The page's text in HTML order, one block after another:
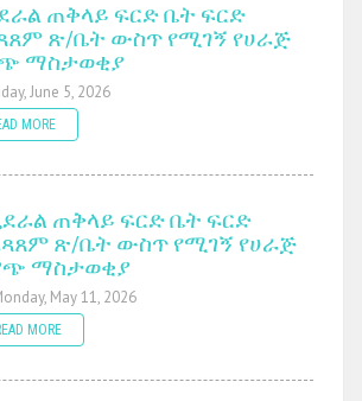
ጠቅላይ ፍርድ ቤት ፍርድ
ጽ/ቤት ውስጥ የሚገኝ የሀራጅ
ማስታወቂያ
June 5, 2026
MORE
ጠቅላይ ፍርድ ቤት ፍርድ
ጽ/ቤት ውስጥ የሚገኝ የሀራጅ
ማስታወቂያ
May 11, 2026
MORE